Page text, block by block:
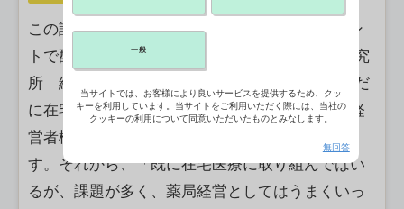
この記事は2014年10月24日にCBnewsマネジメン
トで配信したものです。 【株式会社船井総合研究
所 経営コンサルタント 萩原光朗】 「いまだ
に在宅医療に取り組めない」とおっしゃる薬局経
営者様からのご相談を数多くお受けしておりま
す。それから、「既に在宅医療に取り組んではい
るが、課題が多く、薬局経営としてはうまくいっ
一般
当サイトでは、お客様により良いサービスを提供するため、クッ
キーを利用しています。当サイトをご利用いただく際には、当社の
クッキーの利用について同意いただいたものとみなします。
無回答